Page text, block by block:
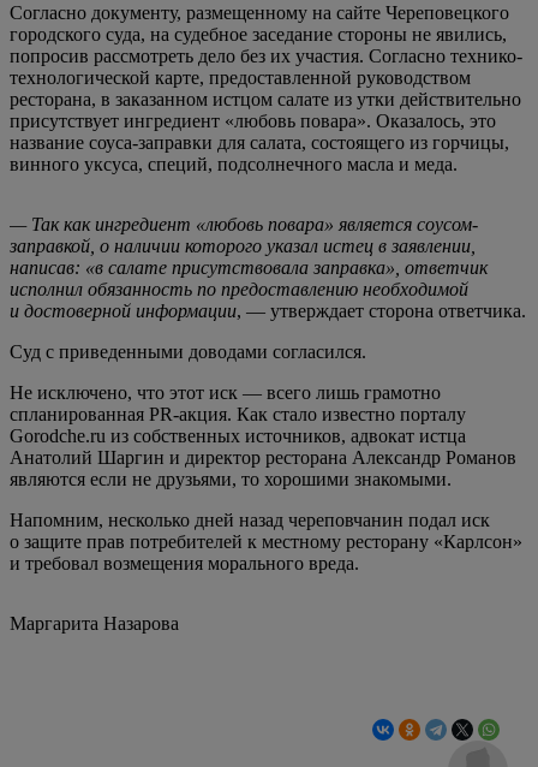
Согласно документу, размещенному на сайте Череповецкого
городского суда, на судебное заседание стороны не явились,
попросив рассмотреть дело без их участия. Согласно технико-
технологической карте, предоставленной руководством
ресторана, в заказанном истцом салате из утки действительно
присутствует ингредиент «любовь повара». Оказалось, это
название соуса-заправки для салата, состоящего из горчицы,
винного уксуса, специй, подсолнечного масла и меда.
— Так как ингредиент «любовь повара» является соусом-
заправкой, о наличии которого указал истец в заявлении,
написав: «в салате присутствовала заправка», ответчик
исполнил обязанность по предоставлению необходимой
и достоверной информации, — утверждает сторона ответчика.
Суд с приведенными доводами согласился.
Не исключено, что этот иск — всего лишь грамотно
спланированная PR-акция. Как стало известно порталу
Gorodche.ru из собственных источников, адвокат истца
Анатолий Шаргин и директор ресторана Александр Романов
являются если не друзьями, то хорошими знакомыми.
Напомним, несколько дней назад череповчанин подал иск
о защите прав потребителей к местному ресторану «Карлсон»
и требовал возмещения морального вреда.
Маргарита Назарова